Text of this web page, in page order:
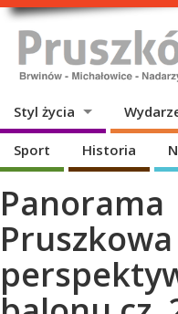
Styl życia
Sport Historia
Panorama
Pruszkowa